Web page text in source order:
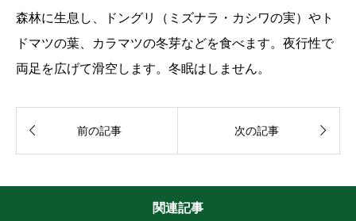
森林に生息し、ドングリ（ミズナラ・カシワの実）やト
ドマツの葉、カラマツの冬芽などを食べます。夜行性で
両足を広げて滑空します。冬眠はしません。
 前の記事 次の記事 
関連記事